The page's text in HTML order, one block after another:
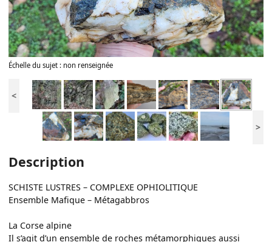
Échelle du sujet : non renseignée
<
>
Description
SCHISTE LUSTRES – COMPLEXE OPHIOLITIQUE
Ensemble Mafique – Métagabbros
La Corse alpine
Il s’agit d’un ensemble de roches métamorphiques aussi